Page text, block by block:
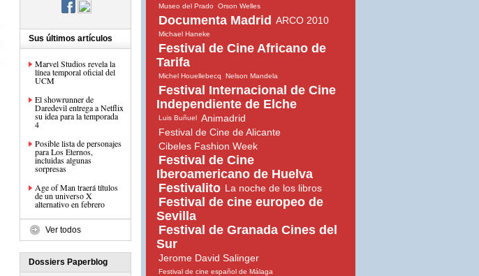
Sus últimos artículos
Marvel Studios revela la
línea temporal oficial del
UCM
El showrunner de
Daredevil entrega a Netflix
su idea para la temporada
4
Posible lista de personajes
para Los Eternos,
incluidas algunas
sorpresas
Age of Man traerá títulos
de un universo X
alternativo en febrero
Ver todos
Dossiers Paperblog
Museo del Prado Orson Welles
Documenta Madrid ARCO 2010
Michael Haneke
Festival de Cine Africano de
Tarifa
Michel Houellebecq Nelson Mandela
Festival Internacional de Cine
Independiente de Elche
Luis Buñuel Animadrid
Festival de Cine de Alicante
Cibeles Fashion Week
Festival de Cine
Iberoamericano de Huelva
Festivalito La noche de los libros
Festival de cine europeo de
Sevilla
Festival de Granada Cines del
Sur
Jerome David Salinger
Festival de cine español de Málaga